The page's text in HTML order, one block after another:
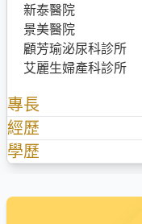
新泰醫院
景美醫院
顧芳瑜泌尿科診所
艾麗生婦產科診所
專長
一般泌尿系統疾病(
前列腺肥大及雷射手
男性不孕症、結紮手
經歷
新泰綜合醫院泌尿科
景美醫院泌尿科主治
學歷